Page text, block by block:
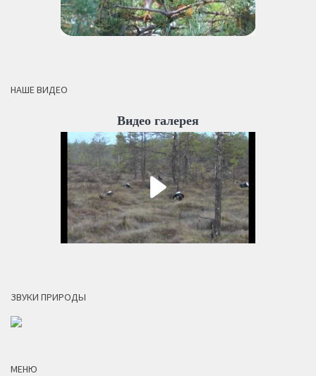
НАШЕ ВИДЕО
Видео галерея
ЗВУКИ ПРИРОДЫ
МЕНЮ